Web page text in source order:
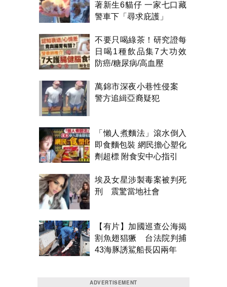
著新生6貓仔 一家七口藏
警車下「尋求庇護」
不要只喝綠茶！研究證每
日喝1種飲品集7大功效
防癌/糖尿病/高血壓
萬錦市深夜小巷性侵案
警方追緝亞裔疑犯
「懶人煮麵法」滾水倒入
即食麵包裝 網民擔心塑化
劑超標 附食安中心指引
埃及女星涉製毒案被判死
刑 震驚當地社會
【有片】加國巡查公海揭
割魚翅猖獗 台法院判捕
43海豚誘鯊船長囚兩年